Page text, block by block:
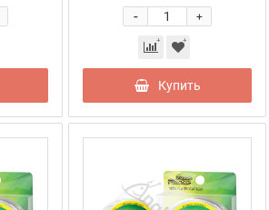
+
-
Купить